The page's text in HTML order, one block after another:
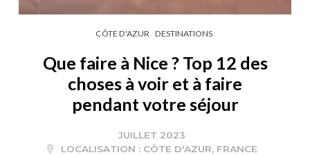
CÔTE D'AZUR DESTINATIONS
Que faire à Nice ? Top 12 des
choses à voir et à faire
pendant votre séjour
JUILLET 2023
LOCALISATION : CÔTE D'AZUR, FRANCE